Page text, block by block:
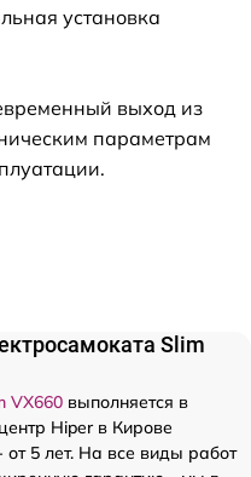
установка
выход из
параметрам
Slim
VX660 выполняется в
Hiper в Кирове
5 лет. На все виды работ